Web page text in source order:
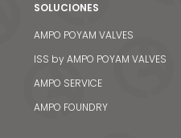
SOLUCIONES
AMPO POYAM VALVES
ISS by AMPO POYAM VALVES
AMPO SERVICE
AMPO FOUNDRY